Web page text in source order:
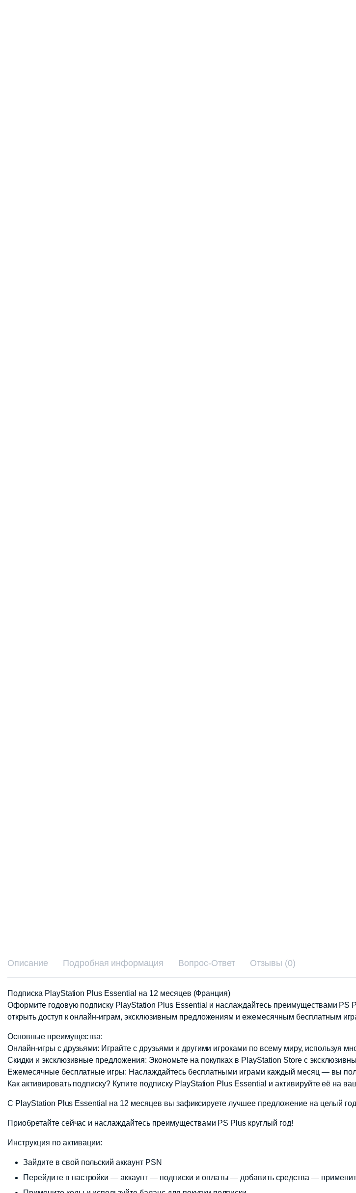
Описание Подробная информация Вопрос-Ответ Отзывы (0)
Подписка PlayStation Plus Essential на 12 месяцев (Франция)
Оформите годовую подписку PlayStation Plus Essential и наслаждайтесь преимуществами PS
открыть доступ к онлайн-играм, эксклюзивным предложениям и ежемесячным бесплатным
Основные преимущества:
Онлайн-игры с друзьями: Играйте с друзьями и другими игроками по всему миру, используя
Скидки и эксклюзивные предложения: Экономьте на покупках в PlayStation Store с
Ежемесячные бесплатные игры: Наслаждайтесь бесплатными играми каждый месяц — вы
Как активировать подписку? Купите подписку PlayStation Plus Essential и активируйте её на
С PlayStation Plus Essential на 12 месяцев вы зафиксируете лучшее предложение на целый
Приобретайте сейчас и наслаждайтесь преимуществами PS Plus круглый год!
Инструкция по активации:
Зайдите в свой польский аккаунт PSN
Перейдите в настройки — аккаунт — подписки и оплаты — добавить средства —